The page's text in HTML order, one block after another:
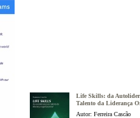
Life Skills: da
Talento da Liderança
Autor: Ferreira Cascão